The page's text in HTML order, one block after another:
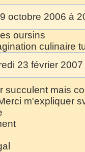
octobre 2006 à
oursins
culinaire
23 février
succulent mais
m'expliquer